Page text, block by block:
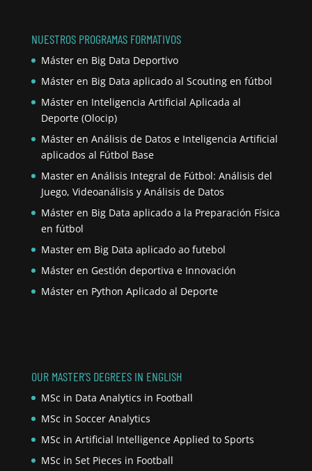
NUESTROS PROGRAMAS FORMATIVOS
Máster en Big Data Deportivo
Máster en Big Data aplicado al Scouting en fútbol
Máster en Inteligencia Artificial Aplicada al
Deporte (Olocip)
Máster en Análisis de Datos e Inteligencia Artificial
aplicados al Fútbol Base
Master en Análisis Integral de Fútbol: Análisis del
Juego, Videoanálisis y Análisis de Datos
Máster en Big Data aplicado a la Preparación Física
en fútbol
Master em Big Data aplicado ao futebol
Máster en Gestión deportiva e Innovación
Máster en Python Aplicado al Deporte
OUR MASTER’S DEGREES IN ENGLISH
MSc in Data Analytics in Football
MSc in Soccer Analytics
MSc in Artificial Intelligence Applied to Sports
MSc in Set Pieces in Football